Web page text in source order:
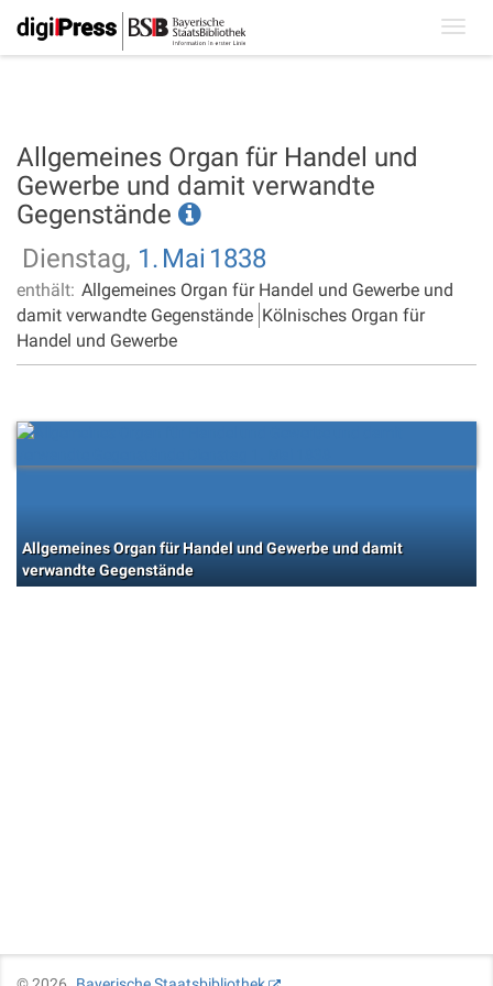
Allgemeines Organ für Handel und
Gewerbe und damit verwandte
Gegenstände
Dienstag, 1. Mai 1838
enthält: Allgemeines Organ für Handel und Gewerbe und
damit verwandte Gegenstände Kölnisches Organ für
Handel und Gewerbe
Allgemeines Organ für Handel und Gewerbe und damit
verwandte Gegenstände